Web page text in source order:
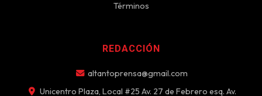
Términos
REDACCIÓN
altantoprensa@gmail.com
Unicentro Plaza, Local #25 Av. 27 de Febrero esq. Av.